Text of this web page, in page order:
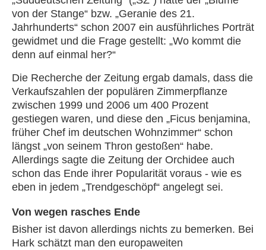
von der Stange“ bzw. „Geranie des 21.
Jahrhunderts“ schon 2007 ein ausführliches Porträt
gewidmet und die Frage gestellt: „Wo kommt die
denn auf einmal her?“
Die Recherche der Zeitung ergab damals, dass die
Verkaufszahlen der populären Zimmerpflanze
zwischen 1999 und 2006 um 400 Prozent
gestiegen waren, und diese den „Ficus benjamina,
früher Chef im deutschen Wohnzimmer“ schon
längst „von seinem Thron gestoßen“ habe.
Allerdings sagte die Zeitung der Orchidee auch
schon das Ende ihrer Popularität voraus - wie es
eben in jedem „Trendgeschöpf“ angelegt sei.
Von wegen rasches Ende
Bisher ist davon allerdings nichts zu bemerken. Bei
Hark schätzt man den europaweiten